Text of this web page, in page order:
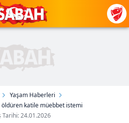
Yaşam Haberleri
öldüren katile müebbet istemi
Tarihi: 24.01.2026